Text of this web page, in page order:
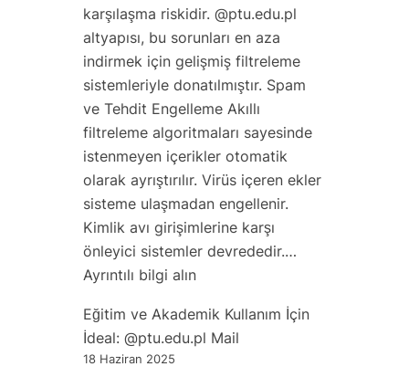
karşılaşma riskidir. @ptu.edu.pl
altyapısı, bu sorunları en aza
indirmek için gelişmiş filtreleme
sistemleriyle donatılmıştır. Spam
ve Tehdit Engelleme Akıllı
filtreleme algoritmaları sayesinde
istenmeyen içerikler otomatik
olarak ayrıştırılır. Virüs içeren ekler
sisteme ulaşmadan engellenir.
Kimlik avı girişimlerine karşı
önleyici sistemler devrededir.…
Ayrıntılı bilgi alın:
Antispam
ve
Eğitim ve Akademik Kullanım İçin
İdeal: @ptu.edu.pl Mail
18 Haziran 2025